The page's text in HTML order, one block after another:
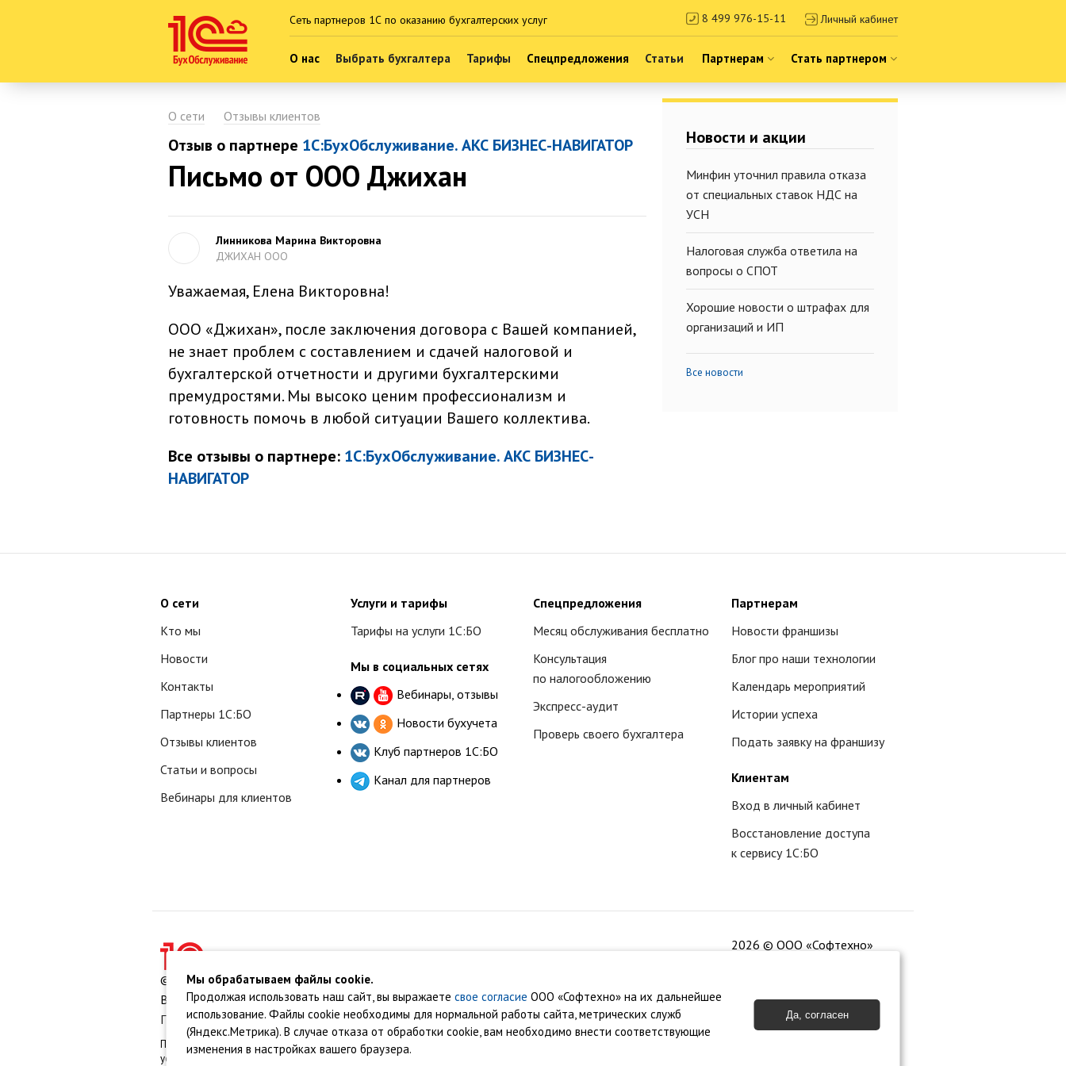
Сеть партнеров 1С по оказанию бухгалтерских услуг 8 499 976-15-11 Личный кабинет
О нас Выбрать бухгалтера Тарифы Спецпредложения Статьи Партнерам Стать партнером
О сети Отзывы клиентов
Отзыв о партнере 1С:БухОбслуживание. АКС БИЗНЕС-НАВИГАТОР
Письмо от ООО Джихан
Линникова Марина Викторовна
ДЖИХАН ООО
Уважаемая, Елена Викторовна!
ООО «Джихан», после заключения договора с Вашей компанией,
не знает проблем с составлением и сдачей налоговой и
бухгалтерской отчетности и другими бухгалтерскими
премудростями. Мы высоко ценим профессионализм и
готовность помочь в любой ситуации Вашего коллектива.
Все отзывы о партнере: 1С:БухОбслуживание. АКС БИЗНЕС-
НАВИГАТОР
Новости и акции
Минфин уточнил правила отказа
от специальных ставок НДС на
УСН
Налоговая служба ответила на
вопросы о СПОТ
Хорошие новости о штрафах для
организаций и ИП
Все новости
О сети
Кто мы
Новости
Контакты
Партнеры 1С:БО
Отзывы клиентов
Статьи и вопросы
Вебинары для клиентов
Услуги и тарифы
Тарифы на услуги 1С:БО
Мы в социальных сетях
Вебинары, отзывы
Новости бухучета
Клуб партнеров 1С:БО
Канал для партнеров
Спецпредложения
Месяц обслуживания бесплатно
Консультация
по налогообложению
Экспресс-аудит
Проверь своего бухгалтера
Партнерам
Новости франшизы
Блог про наши технологии
Календарь мероприятий
Истории успеха
Подать заявку на франшизу
Клиентам
Вход в личный кабинет
Восстановление доступа
к сервису 1С:БО
© ООО «Софтехно» Все права защищены.
Все торговые марки являются собственностью их правообладателей.
Политика конфиденциальности • Пользовательское соглашение • Карта сайта
ПДн опубликованы на сайте при наличии правовых оснований в соответствии с ч.1 ст.6 и ст. 10.1 152-ФЗ. Субъектами
установлены условия и запреты на обработку неограниченным кругом лиц опубликованных персональных данных
2026 © ООО «Софтехно»
Мы обрабатываем файлы cookie.
Продолжая использовать наш сайт, вы выражаете свое согласие ООО «Софтехно» на их дальнейшее
использование. Файлы cookie необходимы для нормальной работы сайта, метрических служб
(Яндекс.Метрика). В случае отказа от обработки cookie, вам необходимо внести соответствующие
изменения в настройках вашего браузера.
Да, согласен